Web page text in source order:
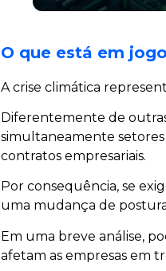
O que está em
A crise climática
Diferentemente de
simultaneamente
contratos empresariais.
Por consequência, se
uma mudança de
Em uma breve análise,
afetam as empresas em